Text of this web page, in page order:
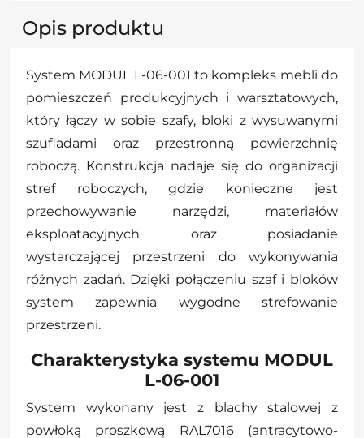
Opis produktu
System MODUL L-06-001 to kompleks mebli do
pomieszczeń produkcyjnych i warsztatowych,
który łączy w sobie szafy, bloki z wysuwanymi
szufladami oraz przestronną powierzchnię
roboczą. Konstrukcja nadaje się do organizacji
stref roboczych, gdzie konieczne jest
przechowywanie narzędzi, materiałów
eksploatacyjnych oraz posiadanie
wystarczającej przestrzeni do wykonywania
różnych zadań. Dzięki połączeniu szaf i bloków
system zapewnia wygodne strefowanie
przestrzeni.
Charakterystyka systemu MODUL
L-06-001
System wykonany jest z blachy stalowej z
powłoką proszkową RAL7016 (antracytowo-